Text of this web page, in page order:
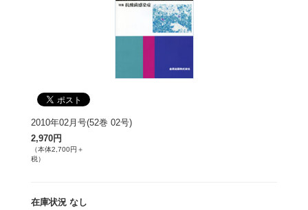
2010年02月号(52巻 02号)
2,970円
（本体2,700円＋
税）
在庫状況 なし